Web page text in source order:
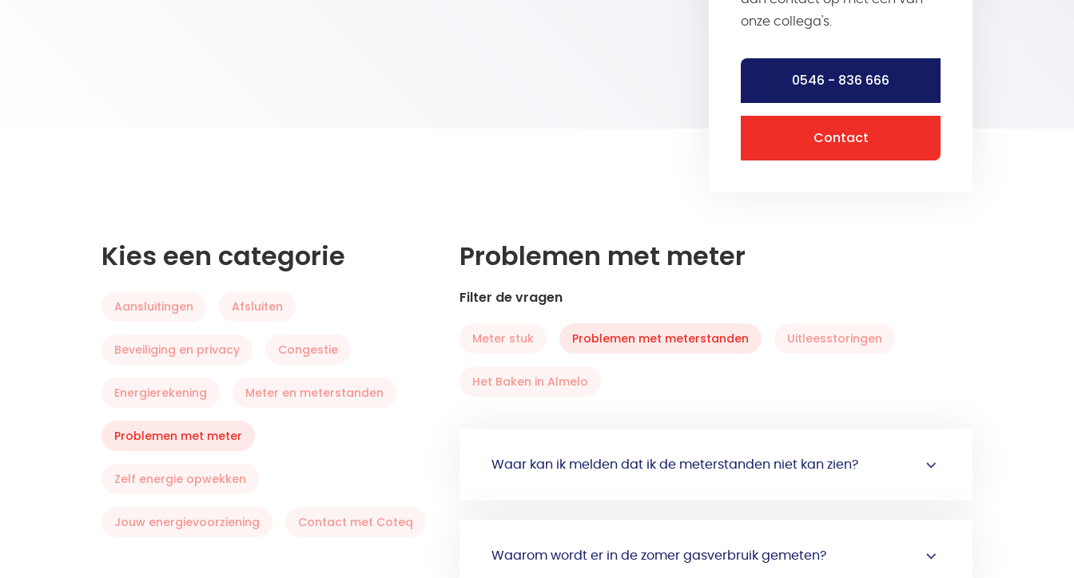
onze collega's.
0546 - 836 666
Contact
Kies een categorie
Aansluitingen Afsluiten
Beveiliging en privacy Congestie
Energierekening Meter en meterstanden
Problemen met meter
Zelf energie opwekken
Jouw energievoorziening Contact met Coteq
Problemen met meter
Filter de vragen
Meter stuk Problemen met meterstanden Uitleesstoringen
Het Baken in Almelo
Waar kan ik melden dat ik de meterstanden niet kan zien?
Waarom wordt er in de zomer gasverbruik gemeten?